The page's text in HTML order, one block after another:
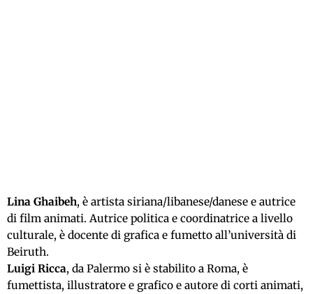
Lina Ghaibeh, è artista siriana/libanese/danese e autrice
di film animati. Autrice politica e coordinatrice a livello
culturale, è docente di grafica e fumetto all’università di
Beiruth.
Luigi Ricca, da Palermo si è stabilito a Roma, è
fumettista, illustratore e grafico e autore di corti animati,